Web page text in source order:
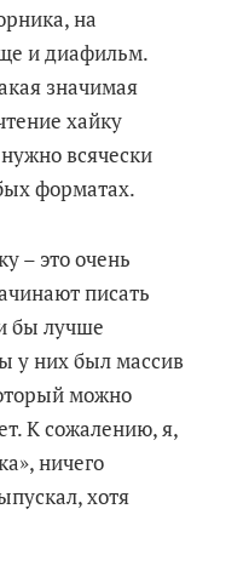
на
и диафильм.
значимая
хайку
всячески
форматах.
– это очень
писать
бы лучше
у них был массив
можно
К сожалению, я,
ничего
хотя